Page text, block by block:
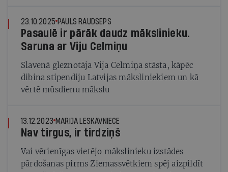
23.10.2025 PAULS RAUDSEPS
Pasaulē ir pārāk daudz mākslinieku.
Saruna ar Viju Celmiņu
Slavenā gleznotāja Vija Celmiņa stāsta, kāpēc
dibina stipendiju Latvijas māksliniekiem un kā
vērtē mūsdienu mākslu
13.12.2023 MARIJA LESKAVNIECE
Nav tirgus, ir tirdziņš
Vai vērienīgas vietējo mākslinieku izstādes
pārdošanas pirms Ziemassvētkiem spēj aizpildīt